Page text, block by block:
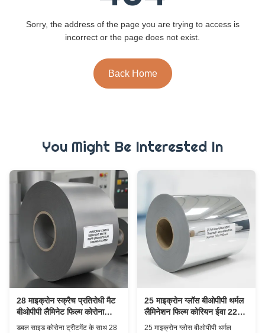
Sorry, the address of the page you are trying to access is
incorrect or the page does not exist.
Back Home
You Might Be Interested In
28 माइक्रोन स्क्रैच प्रतिरोधी मैट
बीओपीपी लैमिनेट फिल्म कोरोना
डबल साइड कोरोना ट्रीटमेंट के साथ 28
25 माइक्रोन ग्लॉस बीओपीपी थर्मल
लैमिनेशन फिल्म कोरियन ईवा 2200
मिमी
25 माइक्रोन ग्लोस बीओपीपी थर्मल